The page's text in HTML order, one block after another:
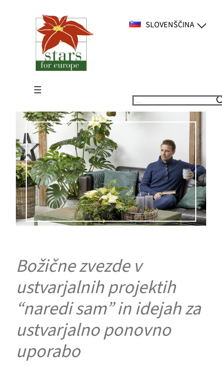
SLOVENŠČINA
Suchen
Božične zvezde v
ustvarjalnih projektih
“naredi sam” in idejah za
ustvarjalno ponovno
uporabo